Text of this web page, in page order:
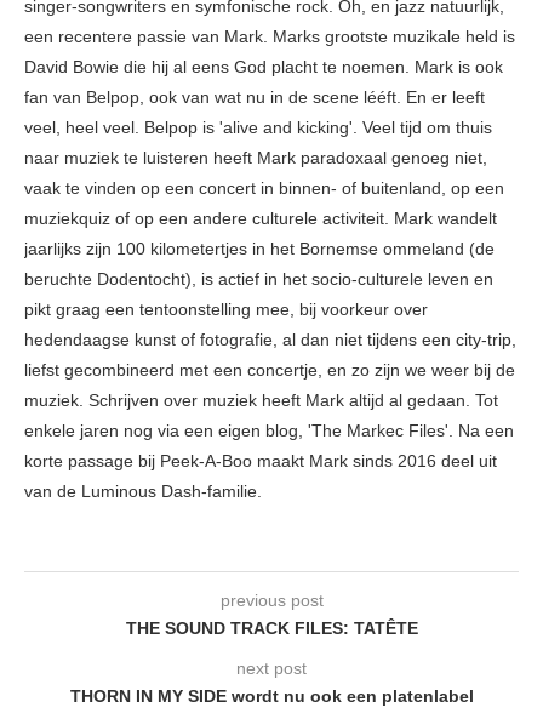
singer-songwriters en symfonische rock. Oh, en jazz natuurlijk,
een recentere passie van Mark. Marks grootste muzikale held is
David Bowie die hij al eens God placht te noemen. Mark is ook
fan van Belpop, ook van wat nu in de scene lééft. En er leeft
veel, heel veel. Belpop is 'alive and kicking'. Veel tijd om thuis
naar muziek te luisteren heeft Mark paradoxaal genoeg niet,
vaak te vinden op een concert in binnen- of buitenland, op een
muziekquiz of op een andere culturele activiteit. Mark wandelt
jaarlijks zijn 100 kilometertjes in het Bornemse ommeland (de
beruchte Dodentocht), is actief in het socio-culturele leven en
pikt graag een tentoonstelling mee, bij voorkeur over
hedendaagse kunst of fotografie, al dan niet tijdens een city-trip,
liefst gecombineerd met een concertje, en zo zijn we weer bij de
muziek. Schrijven over muziek heeft Mark altijd al gedaan. Tot
enkele jaren nog via een eigen blog, 'The Markec Files'. Na een
korte passage bij Peek-A-Boo maakt Mark sinds 2016 deel uit
van de Luminous Dash-familie.
previous post
THE SOUND TRACK FILES: TATÊTE
next post
THORN IN MY SIDE wordt nu ook een platenlabel